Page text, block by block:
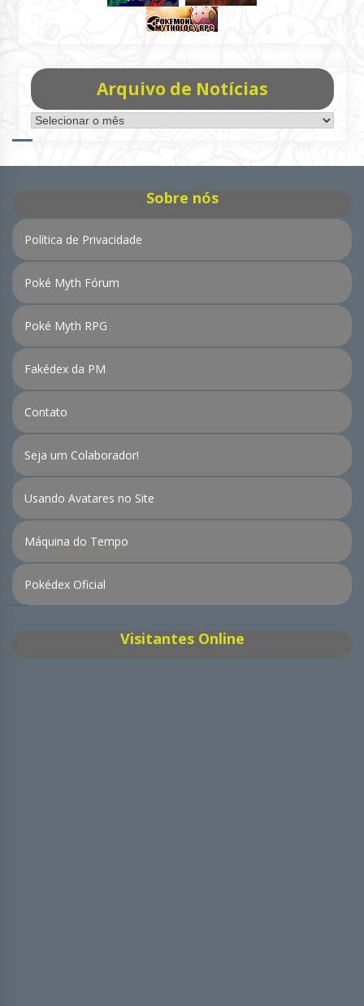
Arquivo de Notícias
Arquivo
de
Sobre nós
Política de Privacidade
Poké Myth Fórum
Poké Myth RPG
Fakédex da PM
Contato
Seja um Colaborador!
Usando Avatares no Site
Máquina do Tempo
Pokédex Oficial
Visitantes Online